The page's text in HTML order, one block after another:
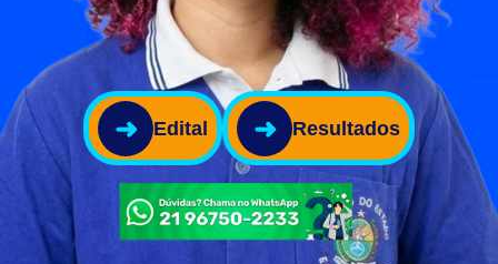
➜ Edital ➜ Resultados